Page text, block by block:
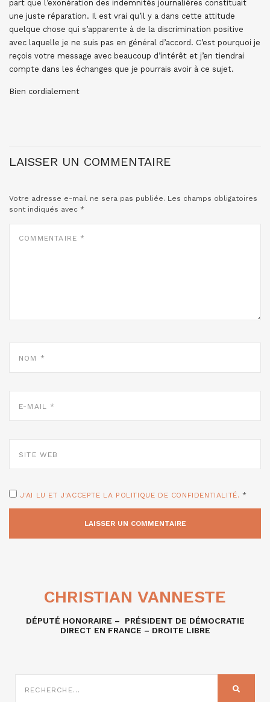
part que l’exonération des indemnités journalières constituait
une juste réparation. Il est vrai qu’il y a dans cette attitude
quelque chose qui s’apparente à de la discrimination positive
avec laquelle je ne suis pas en général d’accord. C’est pourquoi je
reçois votre message avec beaucoup d’intérêt et j’en tiendrai
compte dans les échanges que je pourrais avoir à ce sujet.
Bien cordialement
LAISSER UN COMMENTAIRE
Votre adresse e-mail ne sera pas publiée. Les champs obligatoires
sont indiqués avec *
MAIL
WEB
J'AI LU ET J'ACCEPTE LA POLITIQUE DE CONFIDENTIALITÉ. *
CHRISTIAN VANNESTE
DÉPUTÉ HONORAIRE – PRÉSIDENT DE DÉMOCRATIE
DIRECT EN FRANCE – DROITE LIBRE
SUR